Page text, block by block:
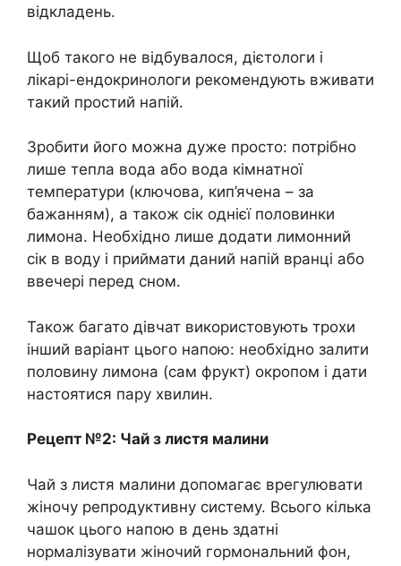
відкладень.
Щоб такого не відбувалося, дієтологи і
лікарі-ендокринологи рекомендують вживати
такий простий напій.
Зробити його можна дуже просто: потрібно
лише тепла вода або вода кімнатної
температури (ключова, кип’ячена – за
бажанням), а також сік однієї половинки
лимона. Необхідно лише додати лимонний
сік в воду і приймати даний напій вранці або
ввечері перед сном.
Також багато дівчат використовують трохи
інший варіант цього напою: необхідно залити
половину лимона (сам фрукт) окропом і дати
настоятися пару хвилин.
Рецепт №2: Чай з листя малини
Чай з листя малини допомагає врегулювати
жіночу репродуктивну систему. Всього кілька
чашок цього напою в день здатні
нормалізувати жіночий гормональний фон,